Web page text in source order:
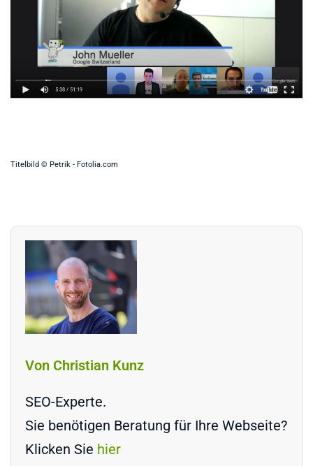
Titelbild © Petrik - Fotolia.com
Von Christian Kunz
SEO-Experte.
Sie benötigen Beratung für Ihre Webseite?
Klicken Sie hier